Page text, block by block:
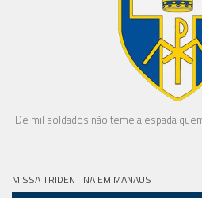
De mil soldados não teme a espada
MISSA TRIDENTINA EM MANAUS